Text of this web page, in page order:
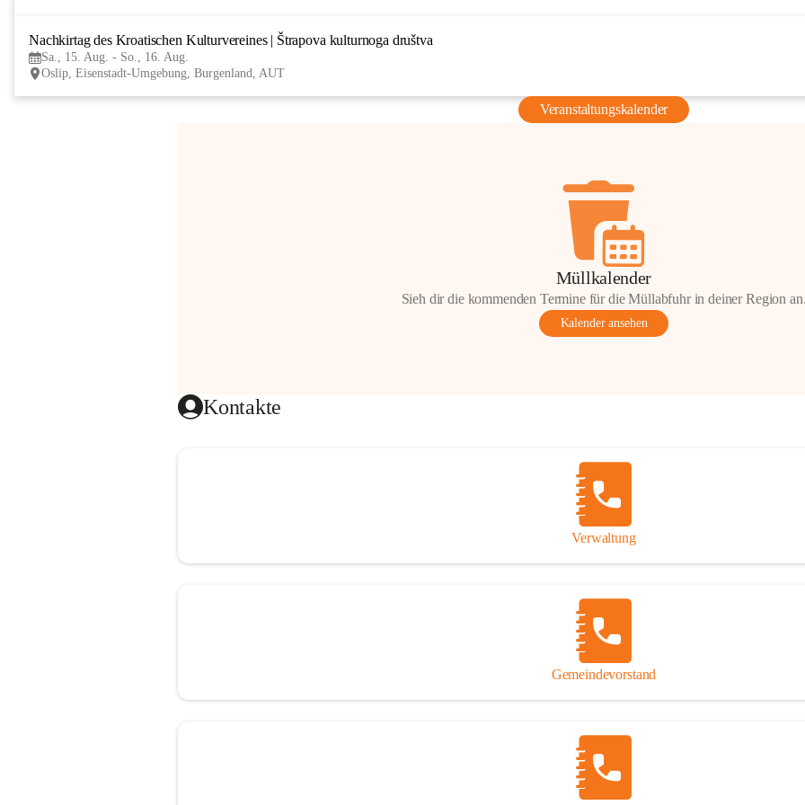
Nachkirtag des Kroatischen Kulturvereines | Štrapova kulturnoga društva
Sa., 15. Aug. - So., 16. Aug.
Oslip, Eisenstadt-Umgebung, Burgenland, AUT
Veranstaltungskalender
Müllkalender
Sieh dir die kommenden Termine für die Müllabfuhr in deiner Region an.
Kalender ansehen
Kontakte
Verwaltung
Gemeindevorstand